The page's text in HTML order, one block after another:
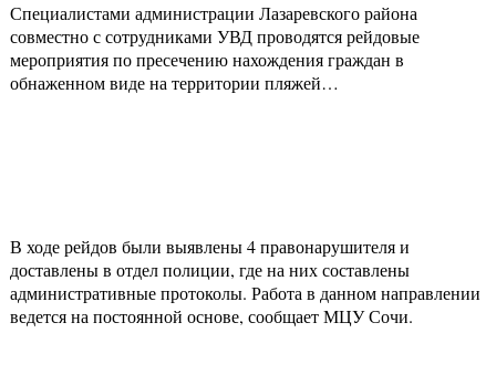
Специалистами администрации Лазаревского района
совместно с сотрудниками УВД проводятся рейдовые
мероприятия по пресечению нахождения граждан в
обнаженном виде на территории пляжей…
В ходе рейдов были выявлены 4 правонарушителя и
доставлены в отдел полиции, где на них составлены
административные протоколы. Работа в данном направлении
ведется на постоянной основе, сообщает МЦУ Сочи.